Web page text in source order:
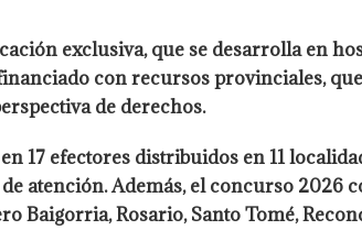
exclusiva, que se desarrolla en
con recursos provinciales,
de derechos.
17 efectores distribuidos en 11
atención. Además, el concurso 2026
Rosario, Santo Tomé,